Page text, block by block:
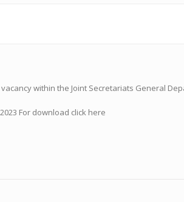
within the Joint Secretariats General
For download click here